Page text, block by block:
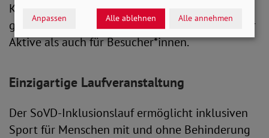
Kilometer, 5 Kilometer und 10 Kilometer. Dazu
gibt es ein buntes Rahmenprogramm sowohl für
Aktive als auch für Besucher*innen.
Einzigartige Laufveranstaltung
Der SoVD-Inklusionslauf ermöglicht inklusiven
Sport für Menschen mit und ohne Behinderung
Anpassen Alle ablehnen Alle annehmen